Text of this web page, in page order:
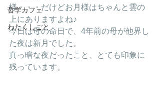
哲学カフェ
わたくしごと
様・・・だけどお月様はちゃんと雲の
上にありますよね♪
今日は母の命日で、4年前の母が他界し
た夜は新月でした。
真っ暗な夜だったこと、とても印象に
残っています。